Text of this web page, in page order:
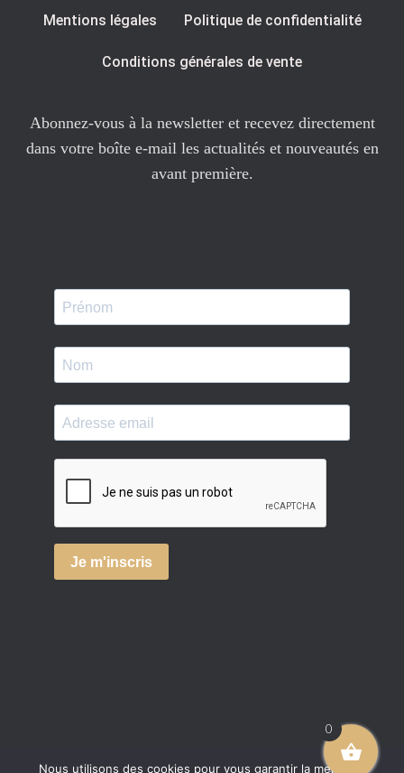
Mentions légales Politique de confidentialité
Conditions générales de vente
Abonnez-vous à la newsletter et recevez directement
dans votre boîte e-mail les actualités et nouveautés en
avant première.
0
Nous utilisons des cookies pour vous garantir la meilleure